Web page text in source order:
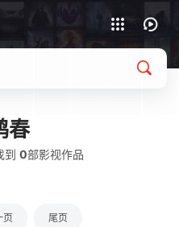
春
到 0部影视作品
页 尾页